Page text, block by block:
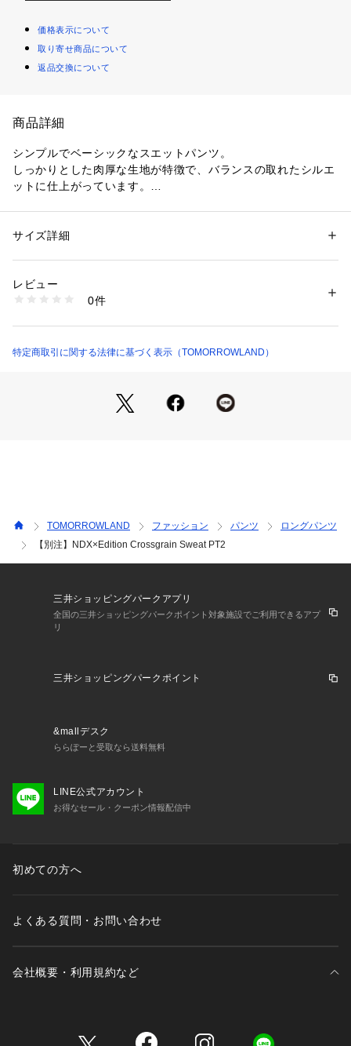
価格表示について
取り寄せ商品について
返品交換について
商品詳細
シンプルでベーシックなスエットパンツ。
しっかりとした肉厚な生地が特徴で、バランスの取れたシルエ
ットに仕上がっています。
の着用もおすすめです。
プロポーション、クラシックなカット、完璧なフィットを併せ
持つ”エッセンシャルウェア＝最高のベーシック”を提供するた
”完璧なものは存在しない”という信念を掲げ、素材や技術、製
た概念は存在せず、常にNDXの製造における探求、実験、発明
の最新の結果が反映されたプロダクトをリリースしていく。
さい。
商品番号:37-04-35-04006
性別：レディース
素材：コットン100％
洗濯：洗濯機、漂白不可、タンブル乾燥可、アイロン仕上げ可、ドライ不
商品番号：1095000008283 （モール）
サイズ詳細
レビュー
0件
特定商取引に関する法律に基づく表示（TOMORROWLAND）
TOMORROWLAND ファッション パンツ
ロングパンツ
【別注】NDX×Edition Crossgrain Sweat PT2
三井ショッピングパークアプリ
全国の三井ショッピングパークポイント対象施設でご利用できるアプ
リ
三井ショッピングパークポイント
&mallデスク
ららぽーと受取なら送料無料
LINE公式アカウント
お得なセール・クーポン情報配信中
初めての方へ
よくある質問・お問い合わせ
会社概要・利用規約など